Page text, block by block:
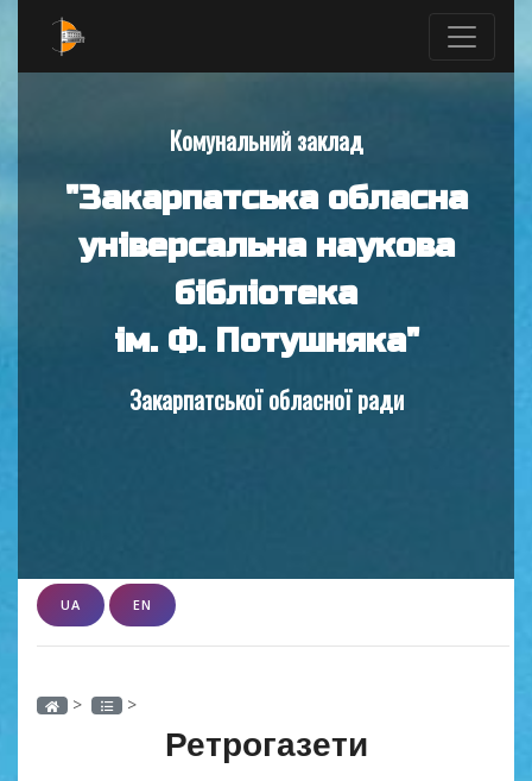
Комунальний заклад
"Закарпатська обласна
універсальна наукова
бібліотека
ім. Ф. Потушняка"
Закарпатської обласної ради
UA EN
> >
Ретрогазети